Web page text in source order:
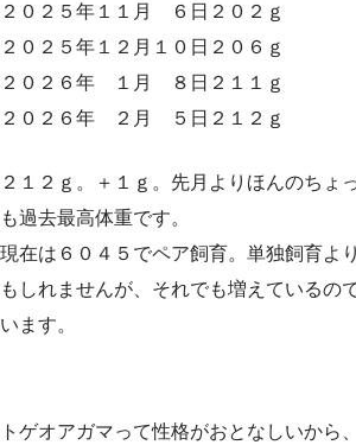
２０２５年１１月 ６日２０２ｇ
２０２５年１２月１０日２０６ｇ
２０２６年 １月 ８日２１１ｇ
２０２６年 ２月 ５日２１２ｇ
２１２ｇ。＋１ｇ。先月よりほんのちょ
も過去最高体重です。
現在は６０４５でペア飼育。単独飼育よ
もしれませんが、それでも増えているの
います。
トゲオアガマって性格がおとなしいから